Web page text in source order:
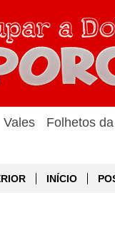
Vales Folhetos
INÍCIO